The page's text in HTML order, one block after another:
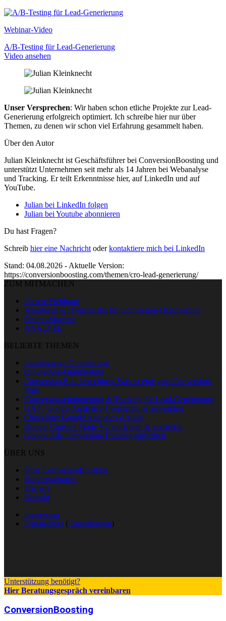
Webinar-Video
A/B-Testing für Lead-Generierung
Video ansehen
Unser Versprechen: Wir haben schon etliche Projekte zur Lead-
Generierung erfolgreich optimiert. Ich schreibe hier nur über
Themen, zu denen wir schon viel Erfahrung gesammelt haben.
Über den Autor
Julian Kleinknecht ist Geschäftsführer bei ConversionBoosting und
unterstützt Unternehmen seit mehr als 14 Jahren bei Webanalyse
und Tracking. Er teilt Erkenntnisse hier, auf LinkedIn und auf
YouTube.
Julian bei LinkedIn folgen
Julian bei Youtube abonnieren
Du hast Fragen?
Schreib hier eine Nachricht oderkontaktiere mich bei LinkedIn
Stand: 04.08.2026 - Aktuelle Version:
https://conversionboosting.com/themen/cro-lead-generierung/
ZUM MITMACHEN
Unsere Webinare
Agenturen & Dienstleister für Conversion-Optimierung
Online-Magazin
ANALYZE
BELIEBTE THEMEN
Landingpage-Optimierung
Onlineshop-Optimierung
Conversion-Rate berechnen: Was ist eine gute Conversion-
Rate
Conversion-Optimierung & Tracking für Lead-Generierung
GA4 / Google Analytics 4 verstehen & anwenden
Checkliste: Google Analytics 4 Audit
Google Consent Mode V2 einrichten & verstehen
Google Ads Conversion-Tracking einrichten
ÜBER UNS
Über ConversionBoosting
Kundenstimmen
Karriere
Kontakt
Impressum
Datenschutz (Einstellungen )
Unterstützung benötigt?
Hier Beratungsgespräch vereinbaren
ConversionBoosting